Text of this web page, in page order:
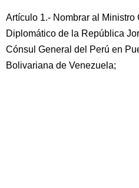
Artículo 1.- Nombrar al
Diplomático de la República
Cónsul General del Perú en
Bolivariana de Venezuela;